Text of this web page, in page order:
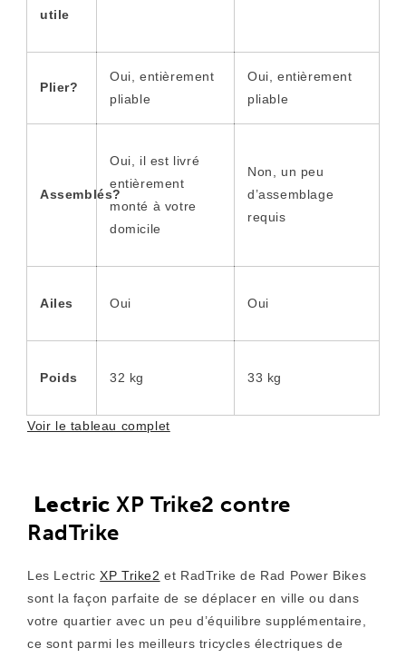
utile
Plier?
Oui, entièrement
pliable
Oui, entièrement
pliable
Assemblés?
Oui, il est livré
entièrement
monté à votre
domicile
Non, un peu
d’assemblage
requis
Ailes Oui Oui
Poids 32 kg 33 kg
Voir le tableau complet
LectricXP Trike2 contre
RadTrike
Les LectricXP Trike2 et RadTrike de Rad Power Bikes
sont la façon parfaite de se déplacer en ville ou dans
votre quartier avec un peu d’équilibre supplémentaire,
ce sont parmi les meilleurs tricycles électriques de